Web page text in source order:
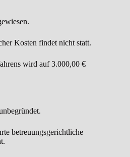
Kosten findet nicht statt.
wird auf 3.000,00 €
betreuungsgerichtliche